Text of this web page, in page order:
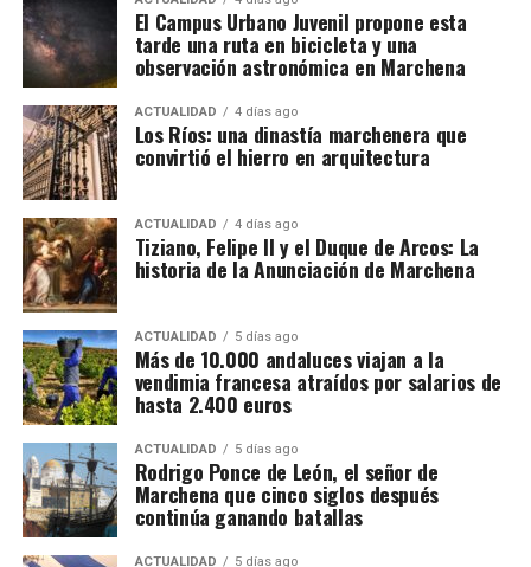
Écija que ya habia sido demolida junto a la barriada
del mismo nombre en 1650 por orden del virrey de
Napoles.
arquitectura empresarial mucho más compleja. El
entramado estaría compuesto por más de treinta
sociedades, cada una con una función determinada,
además de una estructura empresarial paralela que
habría servido para canalizar fondos procedentes de
la actividad presuntamente delictiva.
La dimensión del trabajo policial y tributario queda
reflejada en otro dato: los investigadores analizaron
movimientos relacionados con 173 cuentas
bancarias. A partir de esa documentación detectaron
importantes volúmenes de alcohol procedentes de
depósitos fiscales de otros países de la Unión
Europea, principalmente Países Bajos y Portugal,
destinados posteriormente a depósitos fiscales
españoles.
El mecanismo investigado aprovechaba el régimen
fiscal aplicable a este tipo de mercancías. Las
bebidas eran introducidas mediante empresas que la
El Campus Urbano Juvenil propone esta
tarde una ruta en bicicleta y una
observación astronómica en Marchena
ACTUALIDAD 4 días ago
Los Ríos: una dinastía marchenera que
convirtió el hierro en arquitectura
ACTUALIDAD 4 días ago
Tiziano, Felipe II y el Duque de Arcos: La
historia de la Anunciación de Marchena
ACTUALIDAD 5 días ago
Más de 10.000 andaluces viajan a la
vendimia francesa atraídos por salarios de
hasta 2.400 euros
ACTUALIDAD 5 días ago
Rodrigo Ponce de León, el señor de
Marchena que cinco siglos después
continúa ganando batallas
ACTUALIDAD 5 días ago